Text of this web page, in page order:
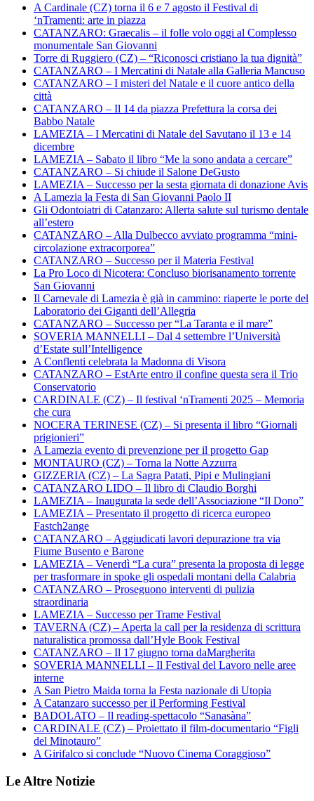
A Cardinale (CZ) torna il 6 e 7 agosto il Festival di
‘nTramenti: arte in piazza
CATANZARO: Graecalis – il folle volo oggi al Complesso
monumentale San Giovanni
Torre di Ruggiero (CZ) – “Riconosci cristiano la tua dignità”
CATANZARO – I Mercatini di Natale alla Galleria Mancuso
CATANZARO – I misteri del Natale e il cuore antico della
città
CATANZARO – Il 14 da piazza Prefettura la corsa dei
Babbo Natale
LAMEZIA – I Mercatini di Natale del Savutano il 13 e 14
dicembre
LAMEZIA – Sabato il libro “Me la sono andata a cercare”
CATANZARO – Si chiude il Salone DeGusto
LAMEZIA – Successo per la sesta giornata di donazione Avis
A Lamezia la Festa di San Giovanni Paolo II
Gli Odontoiatri di Catanzaro: Allerta salute sul turismo dentale
all’estero
CATANZARO – Alla Dulbecco avviato programma “mini-
circolazione extracorporea”
CATANZARO – Successo per il Materia Festival
La Pro Loco di Nicotera: Concluso biorisanamento torrente
San Giovanni
Il Carnevale di Lamezia è già in cammino: riaperte le porte del
Laboratorio dei Giganti dell’Allegria
CATANZARO – Successo per “La Taranta e il mare”
SOVERIA MANNELLI – Dal 4 settembre l’Università
d’Estate sull’Intelligence
A Conflenti celebrata la Madonna di Visora
CATANZARO – EstArte entro il confine questa sera il Trio
Conservatorio
CARDINALE (CZ) – Il festival ‘nTramenti 2025 – Memoria
che cura
NOCERA TERINESE (CZ) – Si presenta il libro “Giornali
prigionieri”
A Lamezia evento di prevenzione per il progetto Gap
MONTAURO (CZ) – Torna la Notte Azzurra
GIZZERIA (CZ) – La Sagra Patati, Pipi e Mulingiani
CATANZARO LIDO – Il libro di Claudio Borghi
LAMEZIA – Inaugurata la sede dell’Associazione “Il Dono”
LAMEZIA – Presentato il progetto di ricerca europeo
Fastch2ange
CATANZARO – Aggiudicati lavori depurazione tra via
Fiume Busento e Barone
LAMEZIA – Venerdì “La cura” presenta la proposta di legge
per trasformare in spoke gli ospedali montani della Calabria
CATANZARO – Proseguono interventi di pulizia
straordinaria
LAMEZIA – Successo per Trame Festival
TAVERNA (CZ) – Aperta la call per la residenza di scrittura
naturalistica promossa dall’Hyle Book Festival
CATANZARO – Il 17 giugno torna daMargherita
SOVERIA MANNELLI – Il Festival del Lavoro nelle aree
interne
A San Pietro Maida torna la Festa nazionale di Utopia
A Catanzaro successo per il Performing Festival
BADOLATO – Il reading-spettacolo “Sanasàna”
CARDINALE (CZ) – Proiettato il film-documentario “Figli
del Minotauro”
A Girifalco si conclude “Nuovo Cinema Coraggioso”
Le Altre Notizie